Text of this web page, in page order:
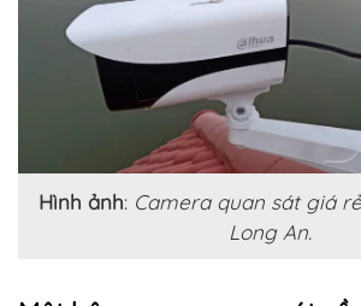
Hình ảnh: Camera quan sát giá
Long An.